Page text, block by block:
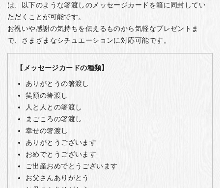
は、以下のような箸渡しのメッセージカードを箱に同封してい
ただくことが可能です。
お祝いや感謝の気持ちを伝えるものから気軽なプレゼントま
で、さまざまなシチュエーションに対応可能です。
【メッセージカードの種類】
ありがとうの箸渡し
笑顔の箸渡し
人と人との箸渡し
まごころの箸渡し
幸せの箸渡し
ありがとうございます
おめでとうございます
ご出産おめでとうございます
お父さんありがとう